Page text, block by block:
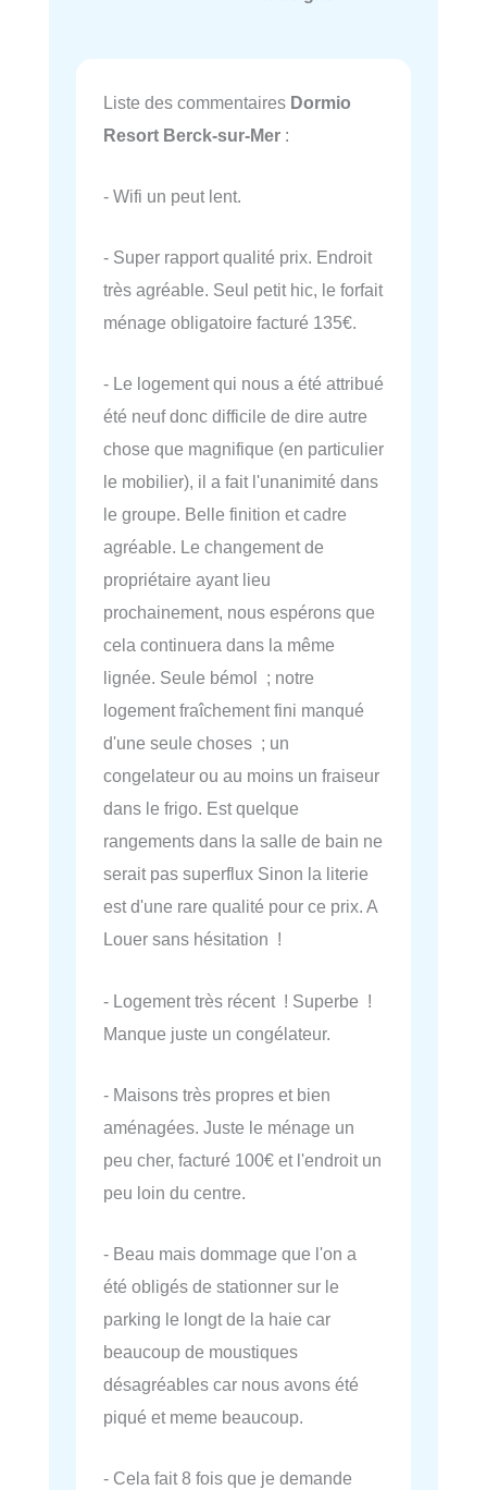
Liste des commentaires Dormio
Resort Berck-sur-Mer :
- Wifi un peut lent.
- Super rapport qualité prix. Endroit
très agréable. Seul petit hic, le forfait
ménage obligatoire facturé 135€.
- Le logement qui nous a été attribué
été neuf donc difficile de dire autre
chose que magnifique (en particulier
le mobilier), il a fait l'unanimité dans
le groupe. Belle finition et cadre
agréable. Le changement de
propriétaire ayant lieu
prochainement, nous espérons que
cela continuera dans la même
lignée. Seule bémol ; notre
logement fraîchement fini manqué
d'une seule choses ; un
congelateur ou au moins un fraiseur
dans le frigo. Est quelque
rangements dans la salle de bain ne
serait pas superflux Sinon la literie
est d'une rare qualité pour ce prix. A
Louer sans hésitation !
- Logement très récent ! Superbe !
Manque juste un congélateur.
- Maisons très propres et bien
aménagées. Juste le ménage un
peu cher, facturé 100€ et l'endroit un
peu loin du centre.
- Beau mais dommage que l'on a
été obligés de stationner sur le
parking le longt de la haie car
beaucoup de moustiques
désagréables car nous avons été
piqué et meme beaucoup.
- Cela fait 8 fois que je demande